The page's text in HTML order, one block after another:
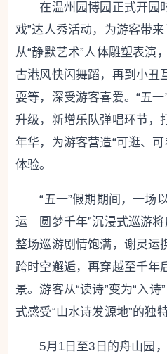
在温州园博园正式开园
戏”达人秀活动，为游客带
从“静默艺术”人体雕塑表演
古港风快闪舞蹈，再到小丑
耍等，深受游客喜爱。“五
升级，新增乐队弹唱环节，
年华，为游客营造“可逛、
体验。
“五一”假期期间，一场以
运 圆梦千年”沉浸式巡游将
整场巡游剧情饱满，谢灵运
跨时空邂逅，再穿越至千年
景。游客从“读诗”变为“入
式感受“山水诗发源地”的独
5月1日至3日的舟山园，